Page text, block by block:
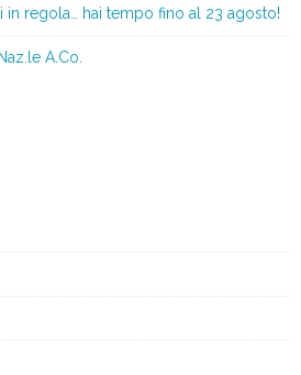
in regola… hai tempo fino al 23 agosto!
A.Co.